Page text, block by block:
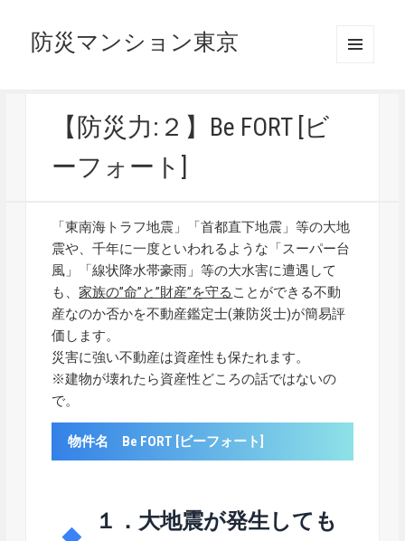
防災マンション東京
【防災力:２】Be FORT [ビ
ーフォート]
「東南海トラフ地震」「首都直下地震」等の大地
震や、千年に一度といわれるような「スーパー台
風」「線状降水帯豪雨」等の大水害に遭遇して
も、家族の”命”と”財産”を守る ことができる不動
産なのか否かを不動産鑑定士(兼防災士)が簡易評
価します。
災害に強い不動産は資産性も保たれます。
※建物が壊れたら資産性どころの話ではないの
で。
物件名 Be FORT [ビーフォート]
１．大地震が発生しても